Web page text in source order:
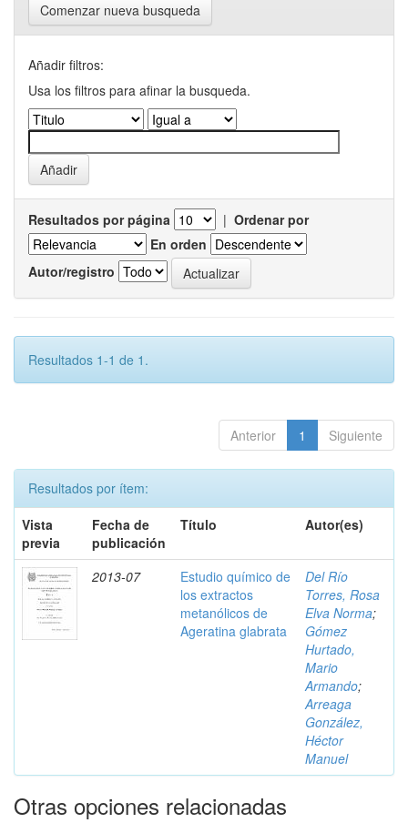
Comenzar nueva busqueda
Añadir filtros:
Usa los filtros para afinar la busqueda.
Resultados por página | Ordenar por
En orden
Autor/registro
Resultados 1-1 de 1.
Anterior 1 Siguiente
Resultados por ítem:
Vista
previa
Fecha de
publicación
Título Autor(es)
2013-07
Estudio químico de
los extractos
metanólicos de
Ageratina glabrata
Del Río
Torres, Rosa
Elva Norma;
Gómez
Hurtado,
Mario
Armando;
Arreaga
González,
Héctor
Manuel
Otras opciones relacionadas